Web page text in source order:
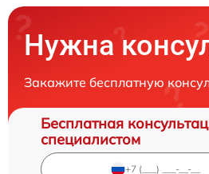
Нужна
Закажите бесплатную
Бесплатная
специалистом